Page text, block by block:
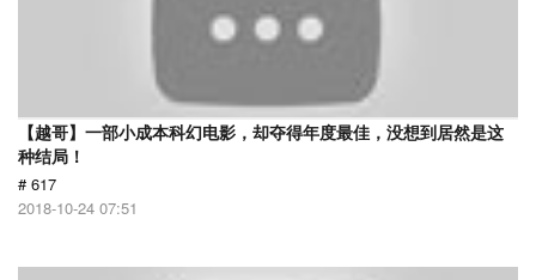
【越哥】一部小成本科幻电影，却夺得年度最佳，没想到居然是这
种结局！
# 617
2018-10-24 07:51